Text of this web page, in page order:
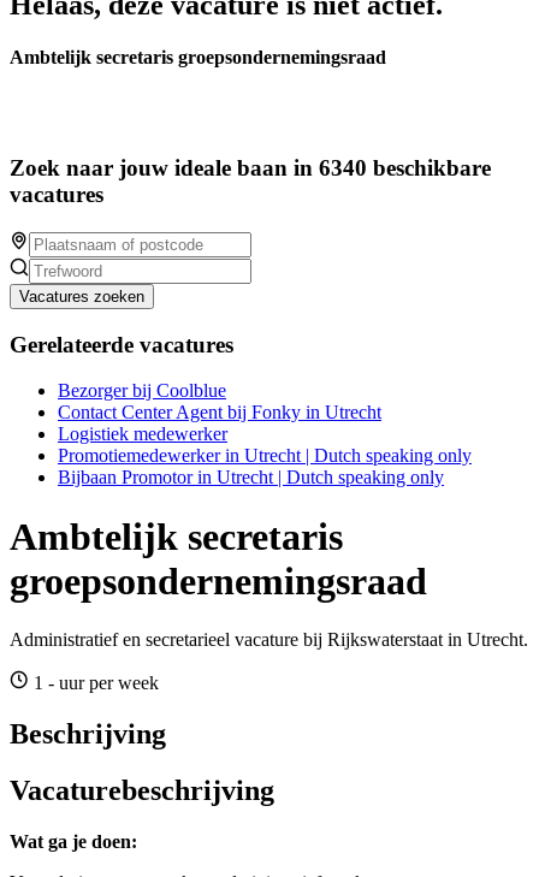
Ambtelijk secretaris groepsondernemingsraad
Zoek naar jouw ideale baan in 6340 beschikbare
vacatures
Vacatures zoeken
Gerelateerde vacatures
Bezorger bij Coolblue
Contact Center Agent bij Fonky in Utrecht
Logistiek medewerker
Promotiemedewerker in Utrecht | Dutch speaking only
Bijbaan Promotor in Utrecht | Dutch speaking only
Ambtelijk secretaris
groepsondernemingsraad
Administratief en secretarieel vacature bij Rijkswaterstaat in Utrecht.
1 - uur per week
Beschrijving
Vacaturebeschrijving
Wat ga je doen: